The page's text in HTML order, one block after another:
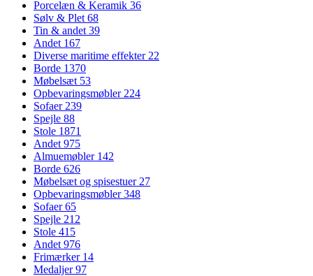
Porcelæn & Keramik 36
Sølv & Plet68
Tin & andet39
Andet 167
Diverse maritime effekter22
Borde 1370
Møbelsæt 53
Opbevaringsmøbler224
Sofaer239
Spejle 88
Stole 1871
Andet975
Almuemøbler 142
Borde 626
Møbelsæt og spisestuer27
Opbevaringsmøbler348
Sofaer65
Spejle 212
Stole 415
Andet976
Frimærker 14
Medaljer97